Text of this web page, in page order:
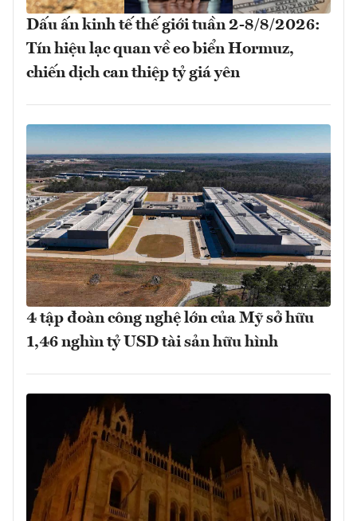
Dấu ấn kinh tế thế giới tuần 2-8/8/2026:
Tín hiệu lạc quan về eo biển Hormuz,
chiến dịch can thiệp tỷ giá yên
4 tập đoàn công nghệ lớn của Mỹ sở hữu
1,46 nghìn tỷ USD tài sản hữu hình